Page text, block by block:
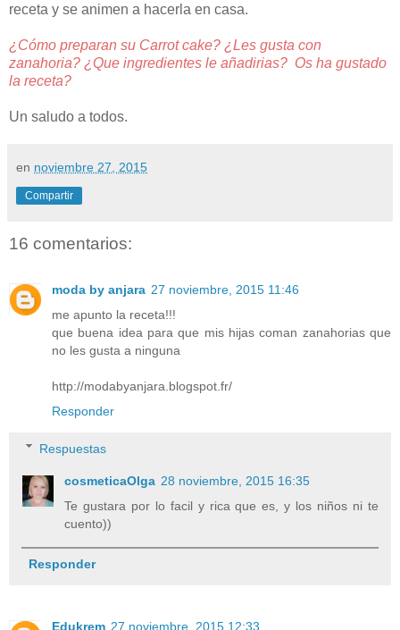
receta y se animen a hacerla en casa.
¿Cómo preparan su Carrot cake? ¿Les gusta con
zanahoria? ¿Que ingredientes le añadirias? Os ha gustado
la receta?
Un saludo a todos.
en noviembre 27, 2015
Compartir
16 comentarios:
moda by anjara 27 noviembre, 2015 11:46
me apunto la receta!!!
que buena idea para que mis hijas coman zanahorias que
no les gusta a ninguna
http://modabyanjara.blogspot.fr/
Responder
Respuestas
cosmeticaOlga 28 noviembre, 2015 16:35
Te gustara por lo facil y rica que es, y los niños ni te
cuento))
Responder
Edukrem 27 noviembre, 2015 12:33